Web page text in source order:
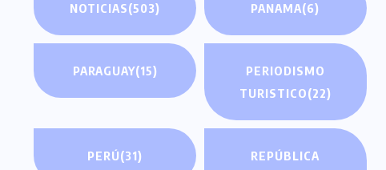
NOTICIAS(503) PANAMA(6)
PARAGUAY(15)
PERIODISMO
TURISTICO(22)
PERÚ(31)
REPÚBLICA